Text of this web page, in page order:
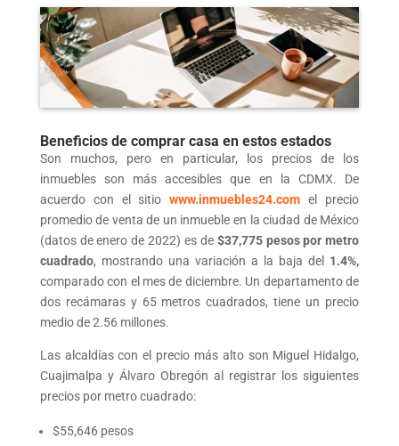
Beneficios de comprar casa en estos estados
Son muchos, pero en particular, los precios de los
inmuebles son más accesibles que en la CDMX. De
acuerdo con el sitiowww.inmuebles24.com el precio
promedio de venta de un inmueble en la ciudad de México
(datos de enero de 2022) es de $37,775 pesos por metro
cuadrado, mostrando una variación a la baja del 1.4%,
comparado con el mes de diciembre. Un departamento de
dos recámaras y 65 metros cuadrados, tiene un precio
medio de 2.56 millones.
Las alcaldías con el precio más alto son Miguel Hidalgo,
Cuajimalpa y Álvaro Obregón al registrar los siguientes
precios por metro cuadrado:
$55,646 pesos